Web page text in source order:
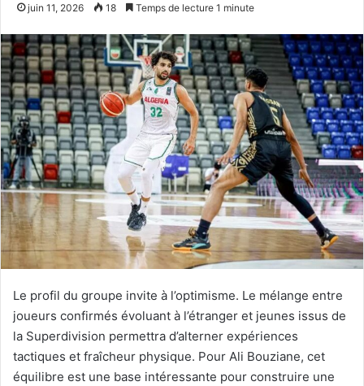
juin 11, 2026 18 Temps de lecture 1 minute
Le profil du groupe invite à l’optimisme. Le mélange entre
joueurs confirmés évoluant à l’étranger et jeunes issus de
la Superdivision permettra d’alterner expériences
tactiques et fraîcheur physique. Pour Ali Bouziane, cet
équilibre est une base intéressante pour construire une